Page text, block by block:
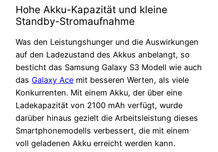
Hohe Akku-Kapazität und kleine
Standby-Stromaufnahme
Was den Leistungshunger und die Auswirkungen
auf den Ladezustand des Akkus anbelangt, so
besticht das Samsung Galaxy S3 Modell wie auch
das Galaxy Ace mit besseren Werten, als viele
Konkurrenten. Mit einem Akku, der über eine
Ladekapazität von 2100 mAh verfügt, wurde
darüber hinaus gezielt die Arbeitsleistung dieses
Smartphonemodells verbessert, die mit einem
voll geladenen Akku erreicht werden kann.